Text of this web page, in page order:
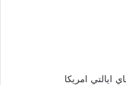
ايالتي امريکا